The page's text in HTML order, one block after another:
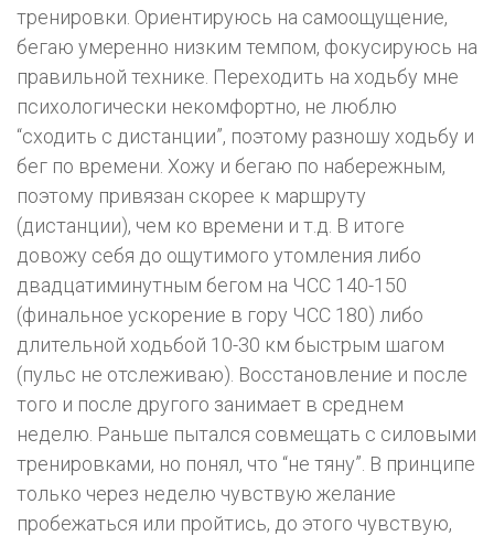
тренировки. Ориентируюсь на самоощущение,
бегаю умеренно низким темпом, фокусируюсь на
правильной технике. Переходить на ходьбу мне
психологически некомфортно, не люблю
“сходить с дистанции”, поэтому разношу ходьбу и
бег по времени. Хожу и бегаю по набережным,
поэтому привязан скорее к маршруту
(дистанции), чем ко времени и т.д. В итоге
довожу себя до ощутимого утомления либо
двадцатиминутным бегом на ЧСС 140-150
(финальное ускорение в гору ЧСС 180) либо
длительной ходьбой 10-30 км быстрым шагом
(пульс не отслеживаю). Восстановление и после
того и после другого занимает в среднем
неделю. Раньше пытался совмещать с силовыми
тренировками, но понял, что “не тяну”. В принципе
только через неделю чувствую желание
пробежаться или пройтись, до этого чувствую,